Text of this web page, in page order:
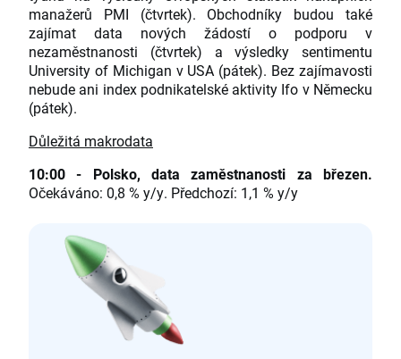
manažerů PMI (čtvrtek). Obchodníky budou také
zajímat data nových žádostí o podporu v
nezaměstnanosti (čtvrtek) a výsledky sentimentu
University of Michigan v USA (pátek). Bez zajímavosti
nebude ani index podnikatelské aktivity Ifo v Německu
(pátek).
Důležitá makrodata
10:00 - Polsko, data zaměstnanosti za březen.
Očekáváno: 0,8 % y/y. Předchozí: 1,1 % y/y